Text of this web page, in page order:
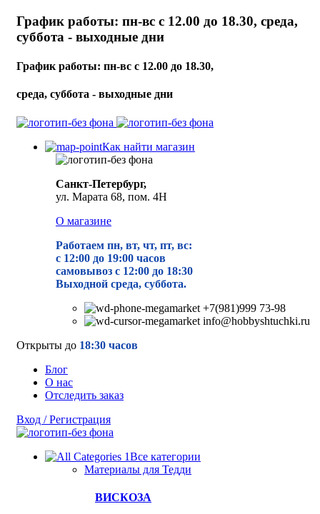
График работы: пн-вс с 12.00 до 18.30, среда,
суббота - выходные дни
График работы: пн-вс с 12.00 до 18.30,
среда, суббота - выходные дни
Как найти магазин
Санкт-Петербург,
ул. Марата 68, пом. 4Н
О магазине
Работаем пн, вт, чт, пт, вс:
с 12:00 до 19:00 часов
самовывоз с 12:00 до 18:30
Выходной среда, суббота.
+7(981)999 73-98
info@hobbyshtuchki.ru
Открыты до 18:30 часов
Блог
О нас
Отследить заказ
Вход / Регистрация
Все категории
Материалы для Тедди
ВИСКОЗА